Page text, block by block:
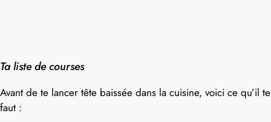
Ta liste de courses
Avant de te lancer tête baissée dans la cuisine, voici ce qu’il te
faut :